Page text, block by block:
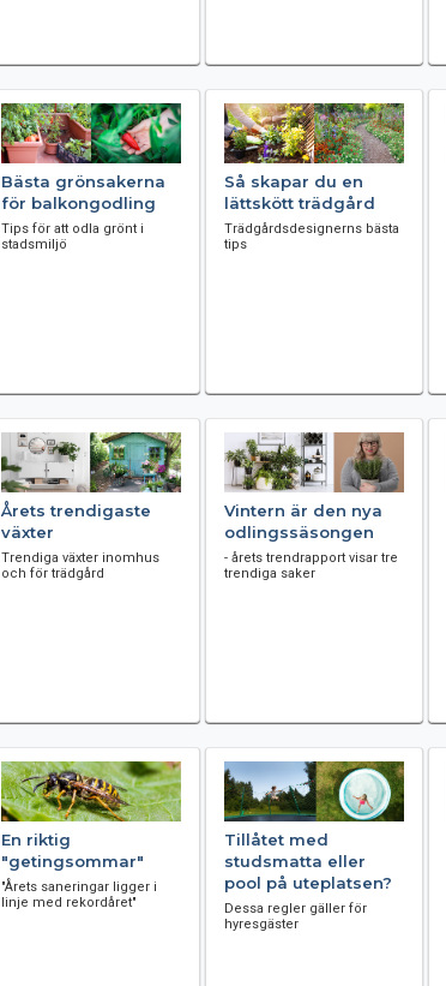
Bästa grönsakerna
för balkongodling
Tips för att odla grönt i
stadsmiljö
Så skapar du en
lättskött trädgård
Trädgårdsdesignerns bästa
tips
Årets trendigaste
växter
Trendiga växter inomhus
och för trädgård
Vintern är den nya
odlingssäsongen
- årets trendrapport visar tre
trendiga saker
En riktig
"getingsommar"
"Årets saneringar ligger i
linje med rekordåret"
Tillåtet med
studsmatta eller
pool på uteplatsen?
Dessa regler gäller för
hyresgäster